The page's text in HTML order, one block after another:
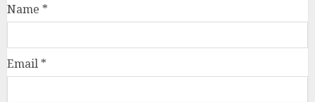
Name *
Email *